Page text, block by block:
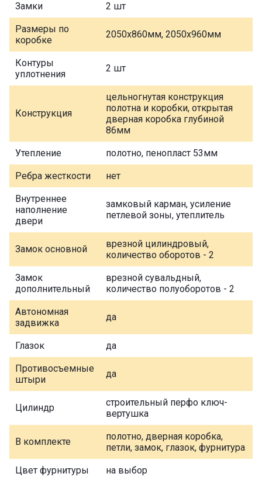
Замки 2 шт
Размеры по
коробке
2050х860мм, 2050х960мм
Контуры
уплотнения
2 шт
Конструкция
цельногнутая конструкция
полотна и коробки, открытая
дверная коробка глубиной
86мм
Утепление полотно, пенопласт 53мм
Ребра жесткости нет
Внутреннее
наполнение
двери
замковый карман, усиление
петлевой зоны, утеплитель
Замок основной
врезной цилиндровый,
количество оборотов - 2
Замок
дополнительный
врезной сувальдный,
количество полуоборотов - 2
Автономная
задвижка
да
Глазок да
Противосъемные
штыри
да
Цилиндр
строительный перфо ключ-
вертушка
В комплекте
полотно, дверная коробка,
петли, замок, глазок, фурнитура
Цвет фурнитуры на выбор